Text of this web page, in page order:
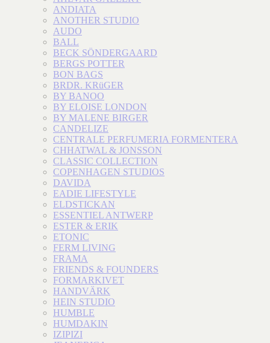
ANDIATA
ANOTHER STUDIO
AUDO
BALL
BECK SÖNDERGAARD
BERGS POTTER
BON BAGS
BRDR. KRüGER
BY BANOO
BY ELOISE LONDON
BY MALENE BIRGER
CANDELIZE
CENTRALE PERFUMERIA FORMENTERA
CHHATWAL & JONSSON
CLASSIC COLLECTION
COPENHAGEN STUDIOS
DAVIDA
EADIE LIFESTYLE
ELDSTICKAN
ESSENTIEL ANTWERP
ESTER & ERIK
ETONIC
FERM LIVING
FRAMA
FRIENDS & FOUNDERS
FORMARKIVET
HANDVÄRK
HEIN STUDIO
HUMBLE
HUMDAKIN
IZIPIZI